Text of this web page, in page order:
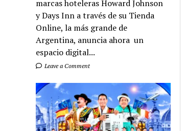
marcas hoteleras Howard Johnson
y Days Inn a través de su Tienda
Online, la más grande de
Argentina, anuncia ahora un
espacio digital...
Leave a Comment